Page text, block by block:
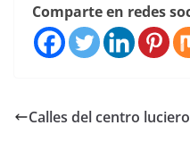
Comparte en redes
Calles del centro